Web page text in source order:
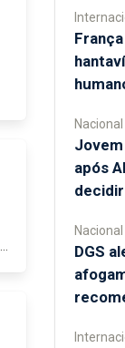
Nacional
após
Nacional
DGS